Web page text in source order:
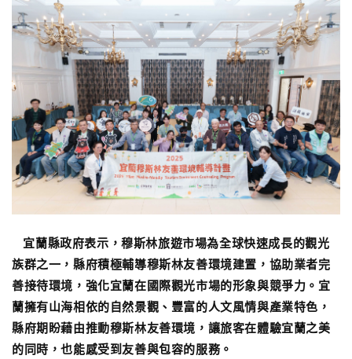
宜蘭縣政府表示，穆斯林旅遊市場為全球快速成長的觀光
族群之一，縣府積極輔導穆斯林友善環境建置，協助業者完
善接待環境，強化宜蘭在國際觀光市場的形象與競爭力。宜
蘭擁有山海相依的自然景觀、豐富的人文風情與產業特色，
縣府期盼藉由推動穆斯林友善環境，讓旅客在體驗宜蘭之美
的同時，也能感受到友善與包容的服務。